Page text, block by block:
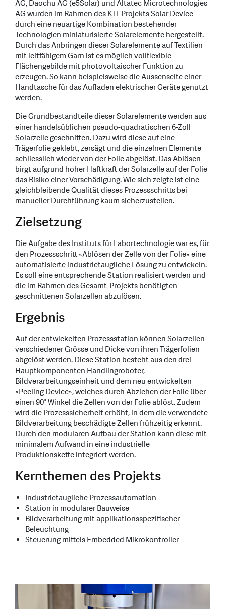
AG, Daochu AG (e5Solar) und Altatec Microtechnologies
AG wurden im Rahmen des KTI-Projekts Solar Device
durch eine neuartige Kombination bestehender
Technologien miniaturisierte Solarelemente hergestellt.
Durch das Anbringen dieser Solarelemente auf Textilien
mit leitfähigem Garn ist es möglich vollflexible
Flächengebilde mit photovoltaischer Funktion zu
erzeugen. So kann beispielsweise die Aussenseite einer
Handtasche für das Aufladen elektrischer Geräte genutzt
werden.
Die Grundbestandteile dieser Solarelemente werden aus
einer handelsüblichen pseudo-quadratischen 6-Zoll
Solarzelle geschnitten. Dazu wird diese auf eine
Trägerfolie geklebt, zersägt und die einzelnen Elemente
schliesslich wieder von der Folie abgelöst. Das Ablösen
birgt aufgrund hoher Haftkraft der Solarzelle auf der Folie
das Risiko einer Vorschädigung. Wie sich zeigte ist eine
gleichbleibende Qualität dieses Prozessschritts bei
manueller Durchführung kaum sicherzustellen.
Zielsetzung
Die Aufgabe des Instituts für Labortechnologie war es, für
den Prozessschritt «Ablösen der Zelle von der Folie» eine
automatisierte industrietaugliche Lösung zu entwickeln.
Es soll eine entsprechende Station realisiert werden und
die im Rahmen des Gesamt-Projekts benötigten
geschnittenen Solarzellen abzulösen.
Ergebnis
Auf der entwickelten Prozessstation können Solarzellen
verschiedener Grösse und Dicke von ihren Trägerfolien
abgelöst werden. Diese Station besteht aus den drei
Hauptkomponenten Handlingroboter,
Bildverarbeitungseinheit und dem neu entwickelten
«Peeling Device», welches durch Abziehen der Folie über
einen 90° Winkel die Zellen von der Folie ablöst. Zudem
wird die Prozesssicherheit erhöht, in dem die verwendete
Bildverarbeitung beschädigte Zellen frühzeitig erkennt.
Durch den modularen Aufbau der Station kann diese mit
minimalem Aufwand in eine industrielle
Produktionskette integriert werden.
Kernthemen des Projekts
Industrietaugliche Prozessautomation
Station in modularer Bauweise
Bildverarbeitung mit applikationsspezifischer
Beleuchtung
Steuerung mittels Embedded Mikrokontroller